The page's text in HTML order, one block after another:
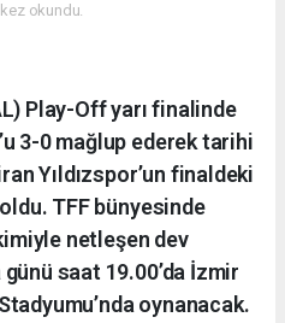
okundu.
Play-Off yarı finalinde
3-0 mağlup ederek tarihi
Yıldızspor’un finaldeki
TFF bünyesinde
netleşen dev
saat 19.00’da İzmir
oynanacak.